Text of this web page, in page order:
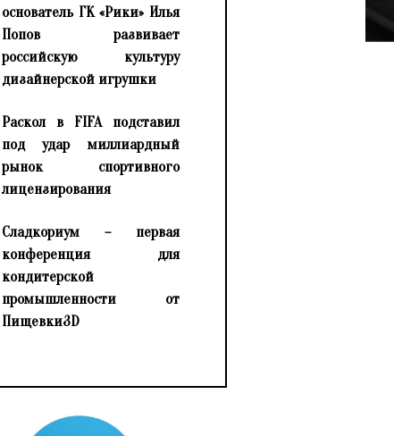
основатель ГК «Рики» Илья
Попов развивает
российскую культуру
дизайнерской игрушки
Раскол в FIFA подставил
под удар миллиардный
рынок спортивного
лицензирования
Сладкориум – первая
конференция для
кондитерской
промышленности от
Пищевки3D